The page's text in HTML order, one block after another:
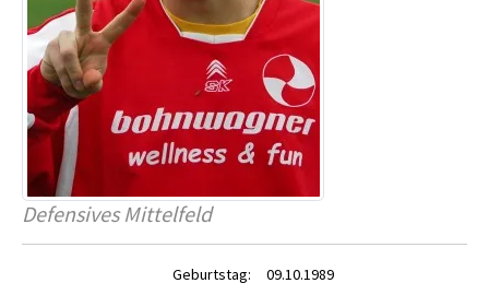
Defensives Mittelfeld
Geburtstag:
09.10.1989